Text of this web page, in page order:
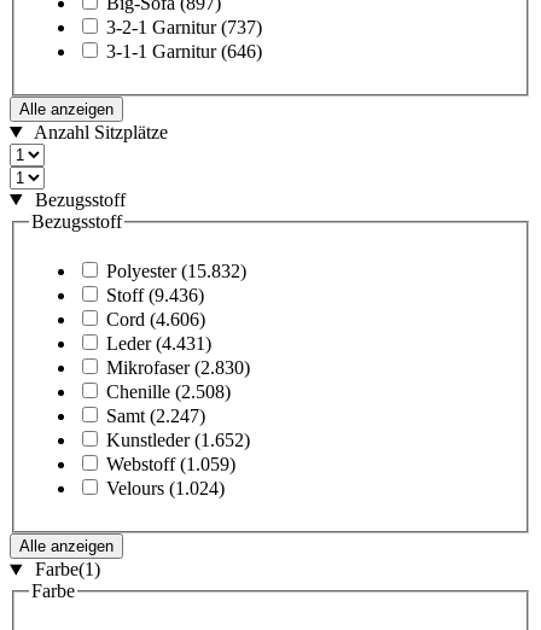
3-2-1 Garnitur (737)
3-1-1 Garnitur (646)
Alle anzeigen
Anzahl Sitzplätze
Bezugsstoff
Bezugsstoff
Polyester (15.832)
Stoff (9.436)
Cord (4.606)
Leder (4.431)
Mikrofaser (2.830)
Chenille (2.508)
Samt (2.247)
Kunstleder (1.652)
Webstoff (1.059)
Velours (1.024)
Alle anzeigen
Farbe(1)
Farbe